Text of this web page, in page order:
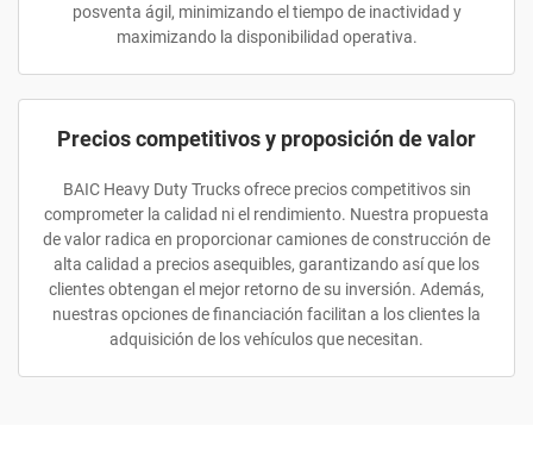
posventa ágil, minimizando el tiempo de inactividad y
maximizando la disponibilidad operativa.
Precios competitivos y proposición de valor
BAIC Heavy Duty Trucks ofrece precios competitivos sin
comprometer la calidad ni el rendimiento. Nuestra propuesta
de valor radica en proporcionar camiones de construcción de
alta calidad a precios asequibles, garantizando así que los
clientes obtengan el mejor retorno de su inversión. Además,
nuestras opciones de financiación facilitan a los clientes la
adquisición de los vehículos que necesitan.